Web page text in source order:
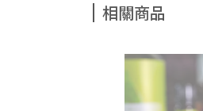
相關商品